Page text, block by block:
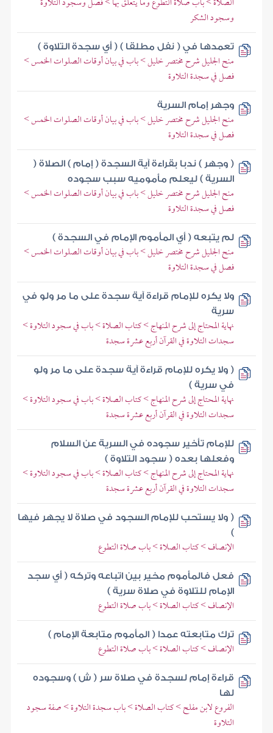
وسجود الشكر
تعمدها في ( نفل مطلقا ) ( أي سجدة التلاوة )
منح الجليل شرح مختصر خليل > باب في بيان أوقات الصلوات الخمس >
فصل في سجدة التلاوة
وجهر إمام السرية
منح الجليل شرح مختصر خليل > باب في بيان أوقات الصلوات الخمس >
فصل في سجدة التلاوة
( وجهر ) ندبا بقراءة آية السجدة ( إمام ) الصلاة (
السرية ) ليعلم مأموميه سبب سجوده
منح الجليل شرح مختصر خليل > باب في بيان أوقات الصلوات الخمس >
فصل في سجدة التلاوة
لم يتبعه ( أي المأموم الإمام في السجدة )
منح الجليل شرح مختصر خليل > باب في بيان أوقات الصلوات الخمس >
فصل في سجدة التلاوة
ولا يكره للإمام قراءة آية سجدة على ما مر ولو في
سرية
نهاية المحتاج إلى شرح المنهاج > كتاب الصلاة > باب في سجود التلاوة >
سجدات التلاوة في القرآن أربع عشرة سجدة
( ولا يكره للإمام قراءة آية سجدة على ما مر ولو
في سرية )
نهاية المحتاج إلى شرح المنهاج > كتاب الصلاة > باب في سجود التلاوة >
سجدات التلاوة في القرآن أربع عشرة سجدة
للإمام تأخير سجوده في السرية عن السلام
وفعلها بعده ( سجود التلاوة )
نهاية المحتاج إلى شرح المنهاج > كتاب الصلاة > باب في سجود التلاوة >
سجدات التلاوة في القرآن أربع عشرة سجدة
( ولا يستحب للإمام السجود في صلاة لا يجهر فيها
)
الإنصاف > كتاب الصلاة > باب صلاة التطوع
فعل فالمأموم مخير بين اتباعه وتركه ( أي سجد
الإمام للتلاوة في صلاة سرية )
الإنصاف > كتاب الصلاة > باب صلاة التطوع
ترك متابعته عمدا ( المأموم متابعة الإمام )
الإنصاف > كتاب الصلاة > باب صلاة التطوع
قراءة إمام لسجدة في صلاة سر ( ش ) وسجوده
لها
الفروع لابن مفلح > كتاب الصلاة > باب سجدة التلاوة > صفة سجود
التلاوة